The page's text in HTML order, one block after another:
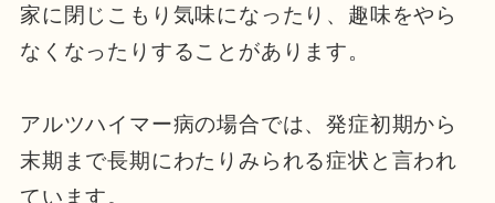
家に閉じこもり気味になったり、趣味をやら
なくなったりすることがあります。
アルツハイマー病の場合では、発症初期から
末期まで長期にわたりみられる症状と言われ
ています。